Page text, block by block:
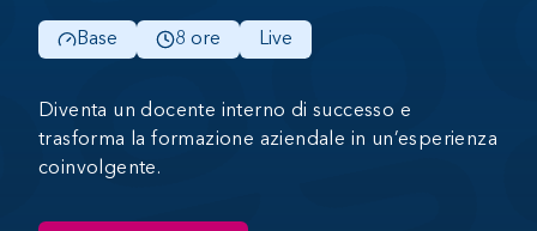
Base 8 ore Live
Diventa un docente interno di successo e
trasforma la formazione aziendale in un’esperienza
coinvolgente.